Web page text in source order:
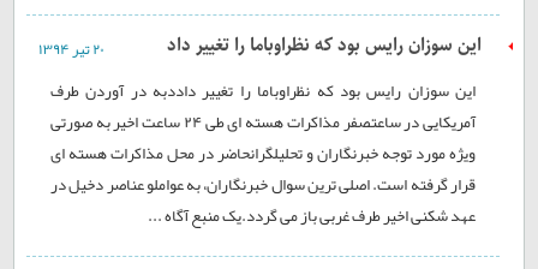
این سوزان رایس بود که نظراوباما را تغییر داد ۲۰ تير ۱۳۹۴
این سوزان رایس بود که نظراوباما را تغییر داددبه در آوردن طرف
آمریکایی در ساعتصفر مذاکرات هسته ای طی ۲۴ ساعت اخیر به صورتی
ویژه مورد توجه خبرنگاران و تحلیلگرانحاضر در محل مذاکرات هسته ای
قرار گرفته است. اصلی ترین سوال خبرنگاران، به عواملو عناصر دخیل در
عهد شکنی اخیر طرف غربی باز می گردد.یک منبع آگاه ...